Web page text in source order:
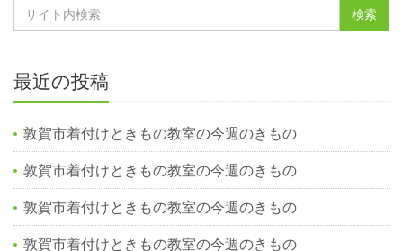
最近の投稿
敦賀市着付けときもの教室の今週のきもの
敦賀市着付けときもの教室の今週のきもの
敦賀市着付けときもの教室の今週のきもの
敦賀市着付けときもの教室の今週のきもの